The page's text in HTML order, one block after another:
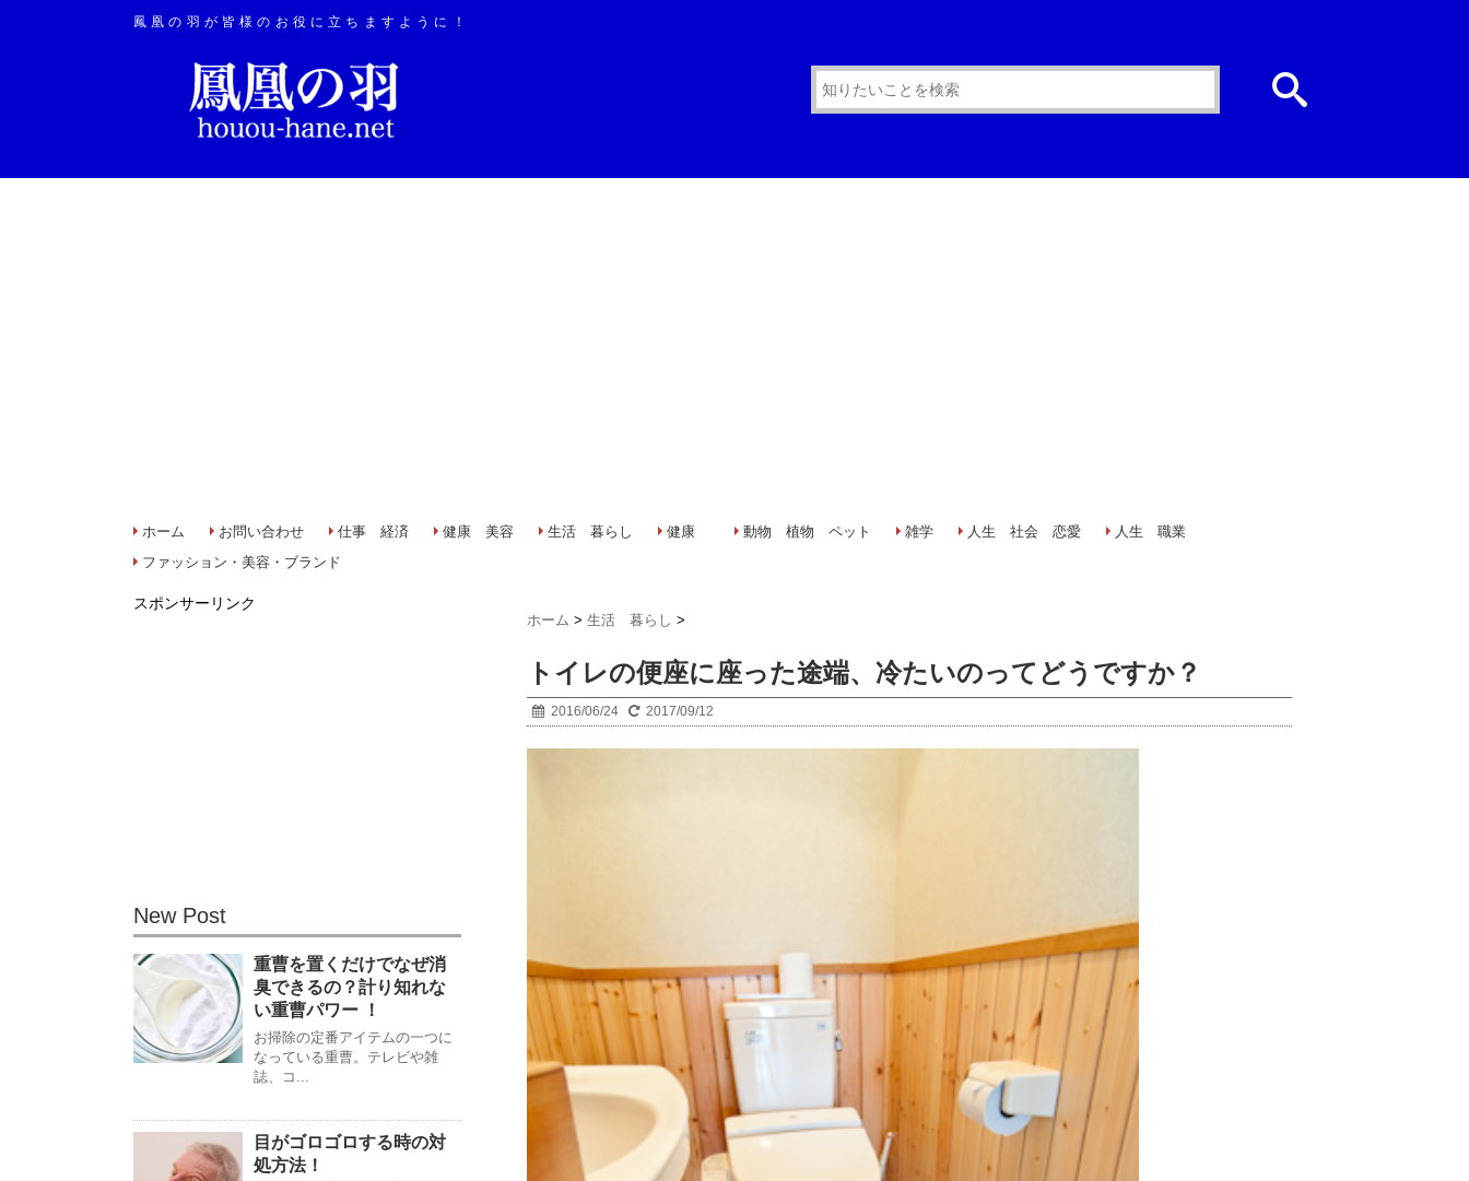
鳳凰の羽が皆様のお役に立ちますように！
ホーム お問い合わせ 仕事 経済 健康 美容 生活 暮らし 健康 動物 植物 ペット 雑学 人生 社会 恋愛
人生 職業
ファッション・美容・ブランド
ホーム > 生活 暮らし >
トイレの便座に座った途端、冷たいのってどうですか？
2016/06/24 2017/09/12
スポンサーリンク
New Post
重曹を置くだけでなぜ消
臭できるの？計り知れな
い重曹パワー ！
お掃除の定番アイテムの一つに
なっている重曹。テレビや雑
誌、コ...
目がゴロゴロする時の対
処方法！